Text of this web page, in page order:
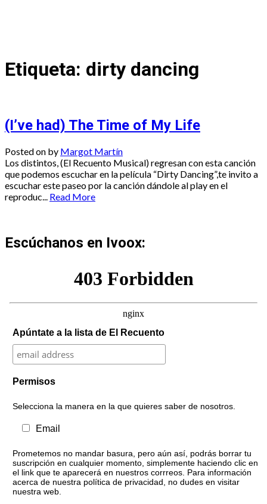
Etiqueta: dirty dancing
(I’ve had) The Time of My Life
Posted on by Margot Martín
Los distintos, (El Recuento Musical) regresan con esta canción
que podemos escuchar en la película “Dirty Dancing”,te invito a
escuchar este paseo por la canción dándole al play en el
reproduc...
Read More
Escúchanos en Ivoox:
Apúntate a la lista de El Recuento
Permisos
Selecciona la manera en la que quieres saber de nosotros.
Email
Prometemos no mandar basura, pero aún así, podrás borrar tu
suscripción en cualquier momento, simplemente haciendo clic en
el link que te aparecerá en nuestros corrreos. Para información
acerca de nuestra política de privacidad, no dudes en visitar
nuestra web.